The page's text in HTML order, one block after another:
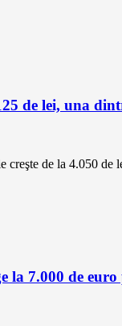
de lei, una
de la 4.050 de
la 7.000 de